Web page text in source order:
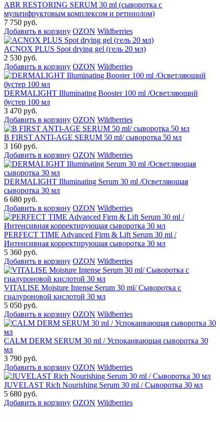
ABR RESTORING SERUM 30 ml (сыворотка с
мультифруктовым комплексом и ретинолом)
7 750 руб.
Добавить в корзину OZON Wildberries
ACNOX PLUS Spot drying gel (гель 20 мл)
2 530 руб.
Добавить в корзину OZON Wildberries
DERMALIGHT Illuminating Booster 100 ml /Осветляющий
бустер 100 мл
3 470 руб.
Добавить в корзину OZON Wildberries
B FIRST ANTI-AGE SERUM 50 ml/ сыворотка 50 мл
3 160 руб.
Добавить в корзину OZON Wildberries
DERMALIGHT Illuminating Serum 30 ml /Осветляющая
сыворотка 30 мл
6 680 руб.
Добавить в корзину OZON Wildberries
PERFECT TIME Advanced Firm & Lift Serum 30 ml /
Интенсивная корректирующая сыворотка 30 мл
5 360 руб.
Добавить в корзину OZON Wildberries
VITALISE Moisture Intense Serum 30 ml/ Сыворотка с
гиалуроновой кислотой 30 мл
5 050 руб.
Добавить в корзину OZON Wildberries
CALM DERM SERUM 30 ml / Успокаивающая сыворотка 30
мл
3 790 руб.
Добавить в корзину OZON Wildberries
JUVELAST Rich Nourishing Serum 30 ml / Сыворотка 30 мл
5 680 руб.
Добавить в корзину OZON Wildberries